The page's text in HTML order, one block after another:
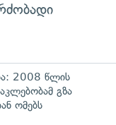
2008 წლის
გზა
ომებს